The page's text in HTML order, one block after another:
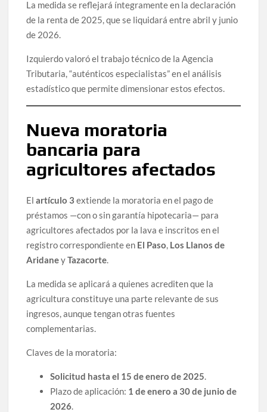
La medida se reflejará íntegramente en la declaración
de la renta de 2025, que se liquidará entre abril y junio
de 2026.
Izquierdo valoró el trabajo técnico de la Agencia
Tributaria, “auténticos especialistas” en el análisis
estadístico que permite dimensionar estos efectos.
Nueva moratoria
bancaria para
agricultores afectados
Elartículo 3 extiende la moratoria en el pago de
préstamos —con o sin garantía hipotecaria— para
agricultores afectados por la lava e inscritos en el
registro correspondiente en El Paso Los Llanos de
AridaneyTazacorte
La medida se aplicará a quienes acrediten que la
agricultura constituye una parte relevante de sus
ingresos, aunque tengan otras fuentes
complementarias.
Claves de la moratoria:
Solicitud hasta el 15 de enero de 2025
Plazo de aplicación: 1 de enero a 30 de junio de
2026